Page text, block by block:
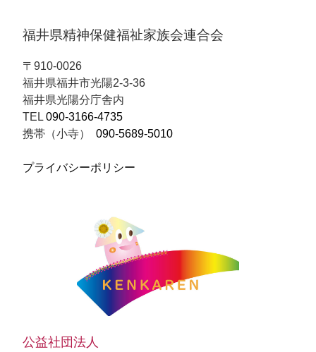
福井県精神保健福祉家族会連合会
〒910-0026
福井県福井市光陽2-3-36
福井県光陽分庁舎内
TEL 090-3166-4735
携帯（小寺） 090-5689-5010
プライバシーポリシー
公益社団法人